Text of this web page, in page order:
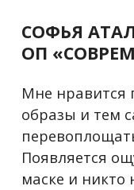
СОФЬЯ
ОП
Мне нравится
образы и тем
Появляется
маске и никто